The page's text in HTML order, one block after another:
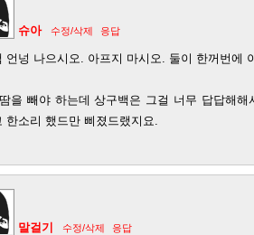
슈아 수정/삭제 응답
언넝 나으시오. 아프지 마시오. 둘이 한꺼번에
을 빼야 하는데 상구백은 그걸 너무 답답해
한소리 했드만 삐졌드랬지요.
말걸기 수정/삭제 응답